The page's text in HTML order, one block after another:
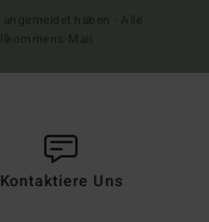
Kontaktiere Uns